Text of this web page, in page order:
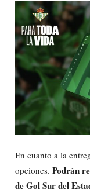
En cuanto a la
opciones. Podrán
de Gol Sur del